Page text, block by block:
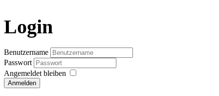
Login
Benutzername
Passwort
Angemeldet bleiben
Anmelden